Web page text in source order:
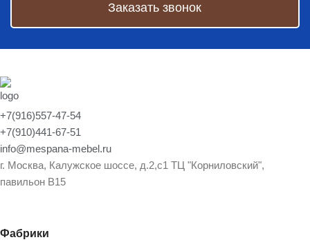
Заказать звонок
+7(916)557-47-54
+7(910)441-67-51
info@mespana-mebel.ru
г. Москва, Калужское шоссе, д.2,с1 ТЦ "Корниловский",
павильон В15
Фабрики